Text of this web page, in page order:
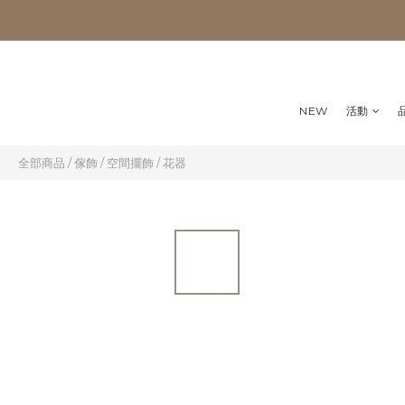
NEW 活動
全部商品 /傢飾 /空間擺飾 /花器